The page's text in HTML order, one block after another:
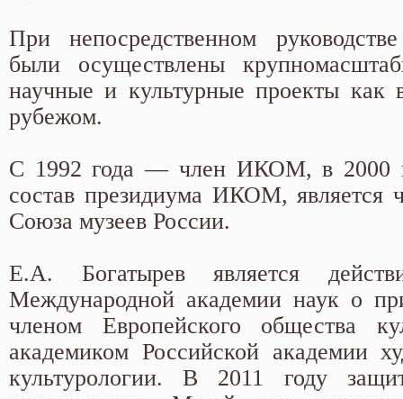
При непосредственном
были осуществлены
научные и культурные проекты как
рубежом.
С 1992 года — член ИКОМ, в 2000
состав президиума ИКОМ, является
Союза музеев России.
Е.А. Богатырев является
Международной академии наук о
членом Европейского общества
академиком Российской академии
культурологии. В 2011 году